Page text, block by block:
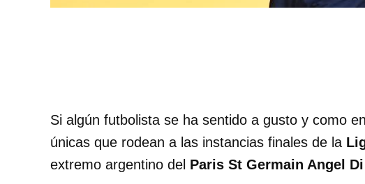
Si algún futbolista se ha sentido a gusto y como
únicas que rodean a las instancias finales de la
extremo argentino del Paris St Germain Angel